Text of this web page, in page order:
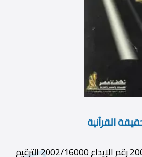
القرآنية
ديوى 229.461 الطبعة ط2 الناشر دار نهضة مصر سنة النشر 2002 رقم الإيداع 2002/16000 الترقيم